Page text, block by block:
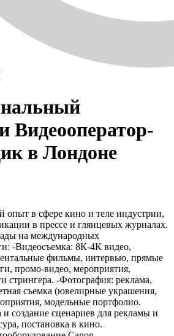
Видеооператор-
в Лондоне
в сфере кино и теле индустрии,
в прессе и глянцевых журналах.
на международных
-Видеосъемка: 8К-4К видео,
фильмы, интервью, прямые
промо-видео, мероприятия,
стрингера. -Фотография: реклама,
съемка (ювелирные украшения,
модельные портфолио.
и создание сценариев для рекламы и
постановка в кино.